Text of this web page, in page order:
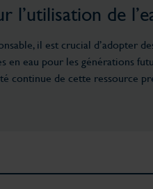
de
il est crucial d’adopter
eau pour les générations
continue de cette ressource